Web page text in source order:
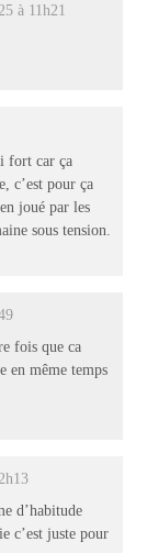
à 11h21
fort car ça
c’est pour ça
joué par les
sous tension.
fois que ca
en même temps
d’habitude
c’est juste pour